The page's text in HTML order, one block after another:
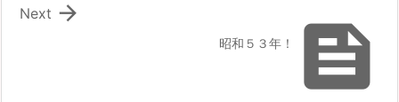

昭和５３年！

Next